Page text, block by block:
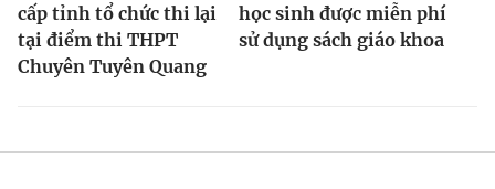
cấp tỉnh tổ chức thi lại
tại điểm thi THPT
Chuyên Tuyên Quang
học sinh được miễn phí
sử dụng sách giáo khoa